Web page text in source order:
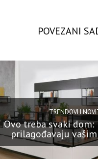
POVEZANI
TRENDOVI I
Ovo treba svaki dom:
prilagođavaju